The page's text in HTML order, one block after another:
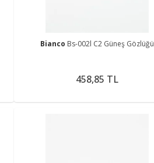
Bianco Bs-002l C2 Güneş Gözlüğü
458,85 TL